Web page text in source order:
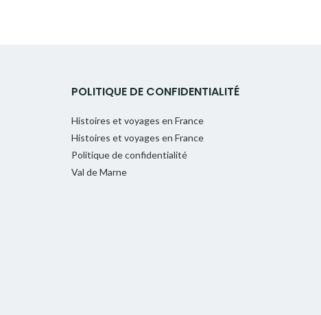
POLITIQUE DE CONFIDENTIALITÉ
Histoires et voyages en France
Histoires et voyages en France
Politique de confidentialité
Val de Marne